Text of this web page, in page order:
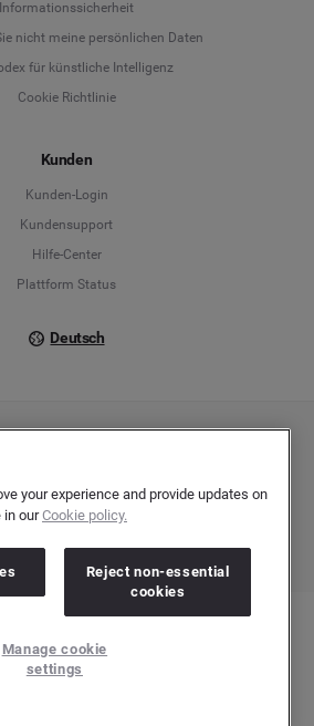
Informationssicherheit
nicht meine persönlichen Daten
für künstliche Intelligenz
Cookie Richtlinie
Kunden
Kunden-Login
Kundensupport
Hilfe-Center
Plattform Status
Deutsch
Deutsch
English
Identifikationsnummer: DE278408482
your experience and provide updates on
in ourCookie policy.
Reject non-essential
cookies
Manage cookie
settings